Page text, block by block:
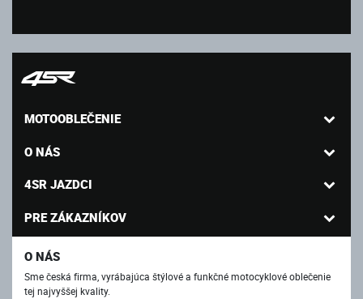
MOTOOBLEČENIE
O NÁS
4SR JAZDCI
PRE ZÁKAZNÍKOV
O NÁS
Sme česká firma, vyrábajúca štýlové a funkčné motocyklové oblečenie
tej najvyššej kvality.